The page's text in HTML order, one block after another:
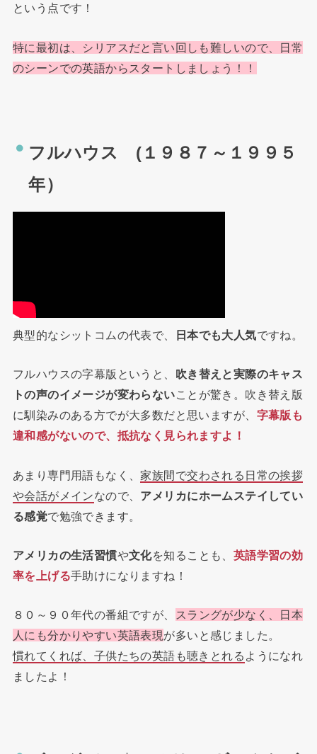
という点です！
特に最初は、シリアスだと言い回しも難しいので、日常
のシーンでの英語からスタートしましょう！！
フルハウス (１９８７～１９９５
年）
典型的なシットコムの代表で、 日本でも大人気ですね。
フルハウスの字幕版というと、
吹き替えと実際のキャス
トの声のイメージが変わらないことが驚き。吹き替え版
に馴染みのある方でが大多数だと思いますが、 字幕版も
違和感がないので、抵抗なく見られますよ！
あまり専門用語もなく、家族間で交わされる日常の挨拶
や会話がメインなので、 アメリカにホームステイしてい
る感覚で勉強できます。
アメリカの生活習慣や文化を知ることも、 英語学習の効
率を上げる手助けになりますね！
８０～９０年代の番組ですが、
スラングが少なく、日本
人にも分かりやすい英語表現が多いと感じました。
慣れてくれば、子供たちの英語も聴きとれる ようになれ
ましたよ！